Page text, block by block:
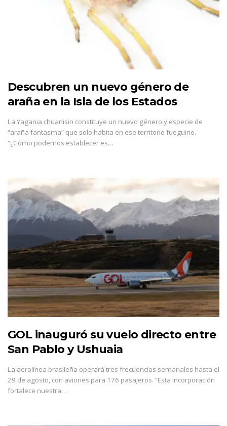
Descubren un nuevo género de
araña en la Isla de los Estados
La Yagania chuanisin constituye un nuevo género y especie de
“araña fantasma” que solo habita en ese territorio fueguino.
“¿Cómo podemos establecer es…
GOL inauguró su vuelo directo entre
San Pablo y Ushuaia
La aerolínea brasileña operará tres frecuencias semanales hasta el
29 de agosto, con aviones para 176 pasajeros. “Esta incorporación
fortalece nuestra…